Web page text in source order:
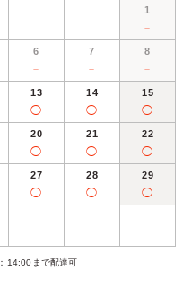
1
－
6
－
7
－
8
－
13
◯
14
◯
15
◯
20
◯
21
◯
22
◯
27
◯
28
◯
29
◯
：14:00まで配達可